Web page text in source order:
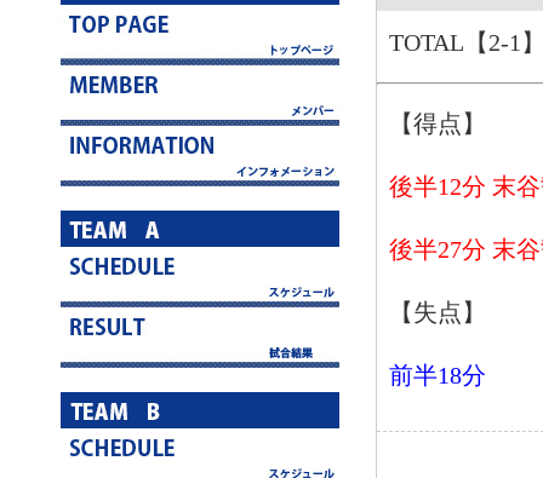
TOTAL【2-1
【得点】
後半12分 末
後半27分 末
【失点】
前半18分